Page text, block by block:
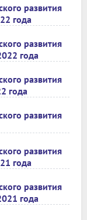
развития
года
развития
года
развития
года
развития
развития
года
развития
года